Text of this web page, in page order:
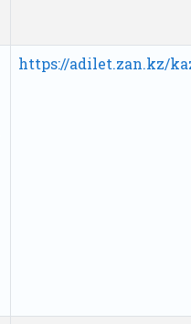
https://adilet.zan.kz/